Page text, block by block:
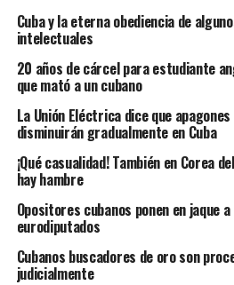
Cuba y la eterna obediencia de
intelectuales
20 años de cárcel para estudiante
que mató a un cubano
La Unión Eléctrica dice que apagones
disminuirán gradualmente en Cuba
¡Qué casualidad! También en Corea
hay hambre
Opositores cubanos ponen en jaque a
eurodiputados
Cubanos buscadores de oro son
judicialmente